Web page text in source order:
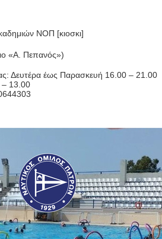
ΝΟΠ [κιοσκι]
«Α. Πεπανός»)
Δευτέρα έως Παρασκευή 16.00 – 21.00
13.00